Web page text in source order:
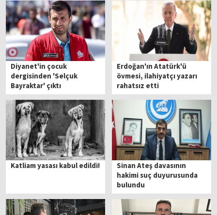
Diyanet'in çocuk
dergisinden 'Selçuk
Bayraktar' çıktı
Erdoğan'ın Atatürk'ü
övmesi, ilahiyatçı yazarı
rahatsız etti
Katliam yasası kabul edildi!
Sinan Ateş davasının
hakimi suç duyurusunda
bulundu